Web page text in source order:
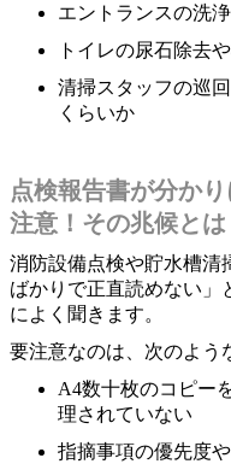
エントランスの洗
トイレの尿石除去
清掃スタッフの巡
くらいか
点検報告書が分か
注意！その兆候とは
消防設備点検や貯水槽清
ばかりで正直読めない」
によく聞きます。
要注意なのは、次のよう
A4数十枚のコピー
理されていない
指摘事項の優先度